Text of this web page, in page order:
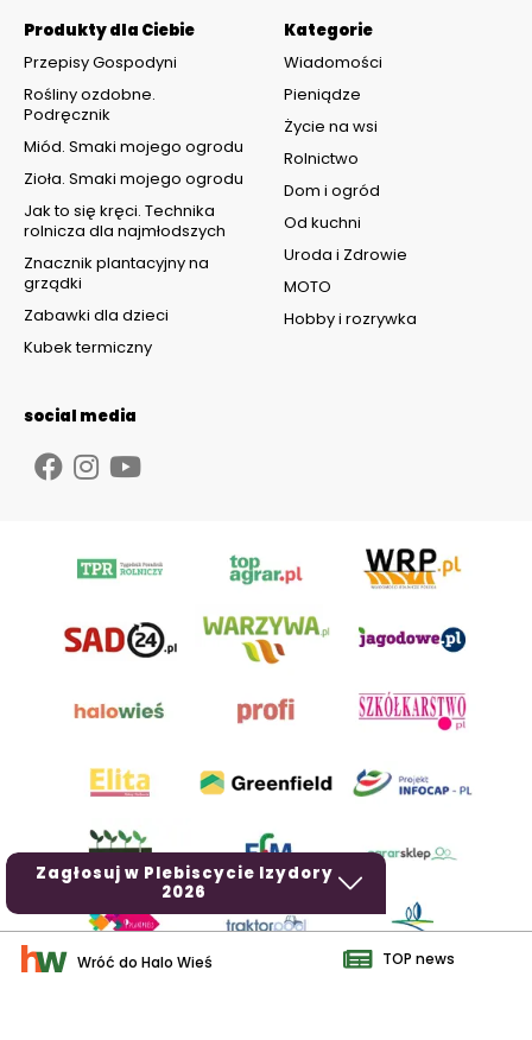
Zagłosuj w Plebiscycie Izydory
2026
Kategorie
Wiadomości
Pieniądze
Życie na wsi
Rolnictwo
Dom i ogród
Od kuchni
Uroda i Zdrowie
MOTO
Hobby i rozrywka
Produkty dla Ciebie
Przepisy Gospodyni
Rośliny ozdobne.
Podręcznik
Miód. Smaki mojego ogrodu
Zioła. Smaki mojego ogrodu
Jak to się kręci. Technika
rolnicza dla najmłodszych
Znacznik plantacyjny na
grządki
Zabawki dla dzieci
Kubek termiczny
social media
Wróć do Halo Wieś TOP news